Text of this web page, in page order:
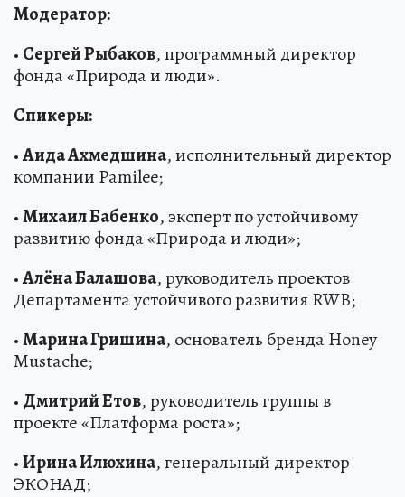
Модератор:
• Сергей Рыбаков, программный директор
фонда «Природа и люди».
Спикеры:
•Аида Ахмедшина, исполнительный директор
компании Pamilee;
•Михаил Бабенко, эксперт по устойчивому
развитию фонда «Природа и люди»;
•Алёна Балашова, руководитель проектов
Департамента устойчивого развития RWB;
•Марина Гришина, основатель бренда Honey
Mustache;
• Дмитрий Етов, руководитель группы в
проекте «Платформа роста»;
•Ирина Илюхина, генеральный директор
ЭКОНАД;